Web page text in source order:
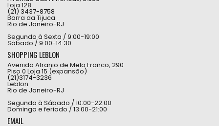
Loja 128
(21) 3437-8758
Barra da Tijuca
Rio de Janeiro-RJ
Segunda à Sexta / 9:00-19:00
Sábado / 9:00-14:30
SHOPPING LEBLON
Avenida Afranio de Melo Franco, 290
Piso 0 Loja 15 (expansão)
(21)3174-3236
Leblon
Rio de Janeiro-RJ
Segunda à Sábado / 10:00-22:00
Domingo e feriado / 13:00-21:00
EMAIL